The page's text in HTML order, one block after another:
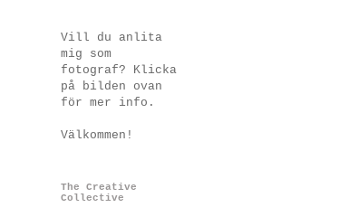
Vill du anlita
mig som
fotograf? Klicka
på bilden ovan
för mer info.
Välkommen!
The Creative
Collective